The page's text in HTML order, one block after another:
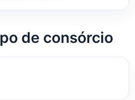
de consórcio